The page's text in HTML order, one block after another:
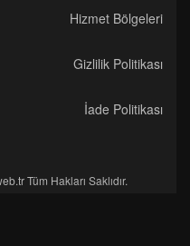
Hizmet Bölgeleri
Gizlilik Politikası
İade Politikası
Tüm Hakları Saklıdır.